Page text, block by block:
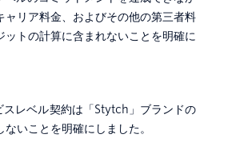
ャリア料金、およびその他の第三者料
ットの計算に含まれないことを明確に
レベル契約は「Stytch」ブランドの
いことを明確にしました。